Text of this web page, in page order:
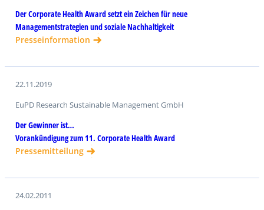
Der Corporate Health Award setzt ein Zeichen für neue
Managementstrategien und soziale Nachhaltigkeit
Presseinformation
22.11.2019
EuPD Research Sustainable Management GmbH
Der Gewinner ist…
Vorankündigung zum 11. Corporate Health Award
Pressemitteilung
24.02.2011